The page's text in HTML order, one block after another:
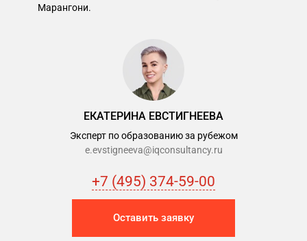
ЕКАТЕРИНА ЕВСТИГНЕЕВА
Эксперт по образованию за рубежом
e.evstigneeva@iqconsultancy.ru
Марангони.
+7 (495) 374-59-00
Оставить заявку